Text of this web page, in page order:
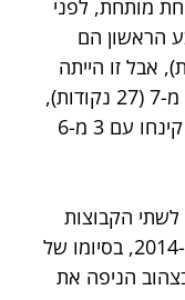
מותחת, לפני
הראשון הם
(21 נקודות), אבל זו הייתה
סטיית תקן. ברבע השני המריאו ל-5 מ-7 (27 נקודות),
שמוכרת לשתי הקבוצות
מפעם. זה מה שהורה הלוח אי אז ב-2014, בסיומו של
הניפה את